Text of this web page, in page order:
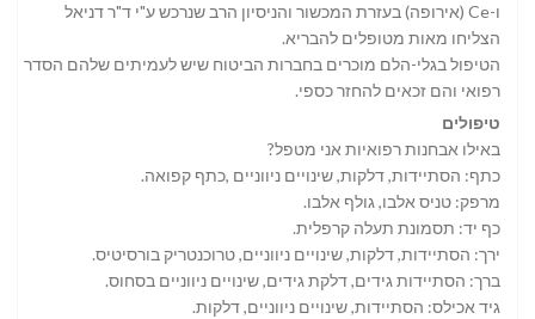
ו-Ce (אירופה) בעזרת המכשור והניסיון הרב שנרכש ע"י ד"ר דניאל
הצליחו מאות מטופלים להבריא.
הטיפול בגלי-הלם מוכרים בחברות הביטוח שיש לעמיתים שלהם הסדר
רפואי והם זכאים להחזר כספי.
טיפולים
באילו אבחנות רפואיות אני מטפל?
כתף: הסתיידות, דלקות, שינויים ניווניים ,כתף קפואה.
מרפק: טניס אלבו, גולף אלבו.
כף יד: תסמונת תעלה קרפלית.
ירך: הסתיידות, דלקות, שינויים ניווניים, טרוכנטריק בורסיטיס.
ברך: הסתיידות גידים, דלקת גידים, שינויים ניווניים בסחוס.
גיד אכילס: הסתיידות, שינויים ניווניים, דלקות.